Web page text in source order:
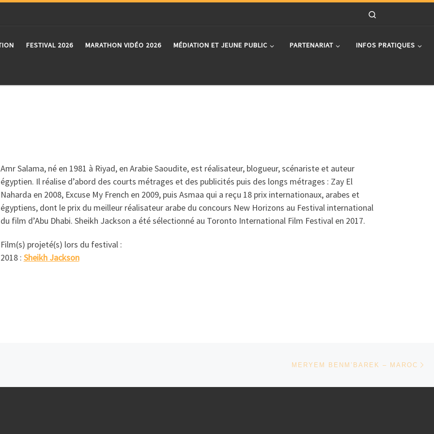
FESTIVAL 2026 MARATHON VIDÉO 2026 MÉDIATION ET JEUNE PUBLIC PARTENARIAT INFOS PRATIQUES
Amr Salama, né en 1981 à Riyad, en Arabie Saoudite, est réalisateur, blogueur, scénariste et auteur
égyptien. Il réalise d’abord des courts métrages et des publicités puis des longs métrages : Zay El
Naharda en 2008, Excuse My French en 2009, puis Asmaa qui a reçu 18 prix internationaux, arabes et
égyptiens, dont le prix du meilleur réalisateur arabe du concours New Horizons au Festival international
du film d’Abu Dhabi. Sheikh Jackson a été sélectionné au Toronto International Film Festival en 2017.
Film(s) projeté(s) lors du festival :
2018 : Sheikh Jackson
MERYEM BENM’BAREK – MAROC